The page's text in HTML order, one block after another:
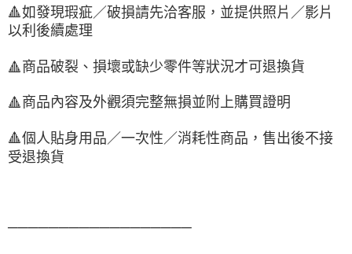
🔺如發現瑕疵／破損請先洽客服，並提供照片／影片
以利後續處理
🔺商品破裂、損壞或缺少零件等狀況才可退換貨
🔺商品內容及外觀須完整無損並附上購買證明
🔺個人貼身用品／一次性／消耗性商品，售出後不接
受退換貨
──────────────────